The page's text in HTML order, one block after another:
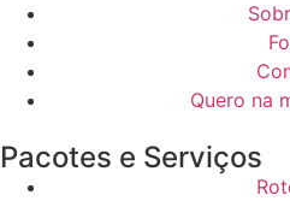
Quero na
Pacotes e Serviços